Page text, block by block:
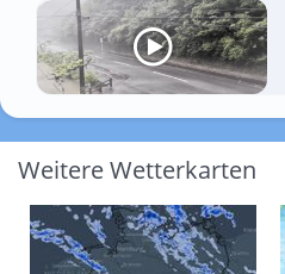
Weitere Wetterkarten